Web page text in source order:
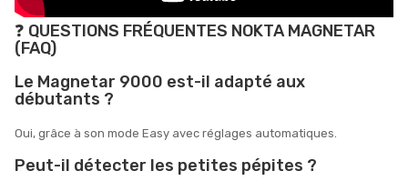
❓ QUESTIONS FRÉQUENTES NOKTA MAGNETAR
(FAQ)
Le Magnetar 9000 est-il adapté aux
débutants ?
Oui, grâce à son mode Easy avec réglages automatiques.
Peut-il détecter les petites pépites ?